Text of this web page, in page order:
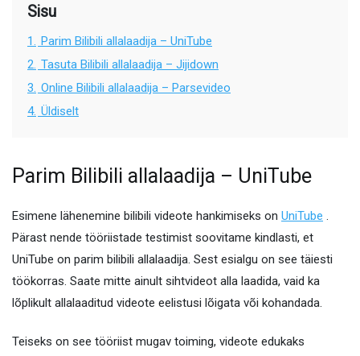
Sisu
1.
Parim Bilibili allalaadija – UniTube
2. Tasuta Bilibili allalaadija – Jijidown
3. Online Bilibili allalaadija – Parsevideo
4. Üldiselt
Parim Bilibili allalaadija – UniTube
Esimene lähenemine bilibili videote hankimiseks on UniTube
Pärast nende tööriistade testimist soovitame kindlasti, et
UniTube on parim bilibili allalaadija. Sest esialgu on see täiesti
töökorras. Saate mitte ainult sihtvideot alla laadida, vaid ka
lõplikult allalaaditud videote eelistusi lõigata või kohandada.
Teiseks on see tööriist mugav toiming, videote edukaks